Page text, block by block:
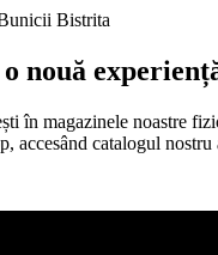
nouă
în magazinele noastre
accesând catalogul nostru